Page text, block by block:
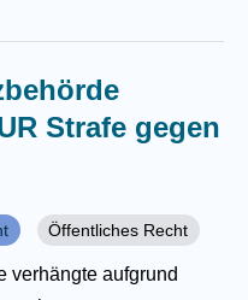
Strafe gegen
Öffentliches Recht
verhängte aufgrund